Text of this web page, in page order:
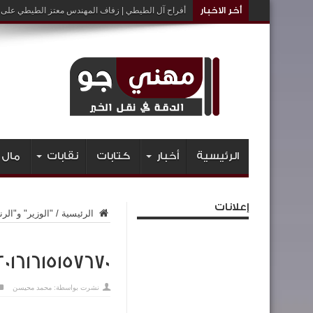
أخر الاخبار أفراح آل الطيطي | زفاف المهندس معتز الطيطي على
الرئيسية أخبار كتابات نقابات مال
الرئيسية / "الوزير"
نشرت بواسطة: محمد محيسن
إعلانات